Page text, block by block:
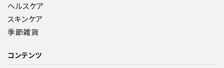
ヘルスケア
スキンケア
季節雑貨
コンテンツ